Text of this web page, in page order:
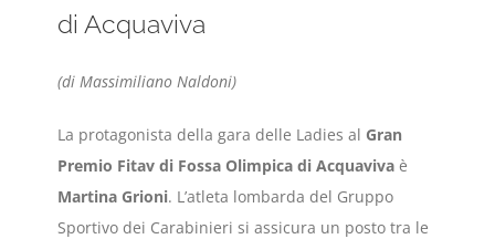
di Acquaviva
(di Massimiliano Naldoni)
La protagonista della gara delle Ladies al Gran
Premio Fitav di Fossa Olimpica di Acquaviva è
Martina Grioni. L’atleta lombarda del Gruppo
Sportivo dei Carabinieri si assicura un posto tra le